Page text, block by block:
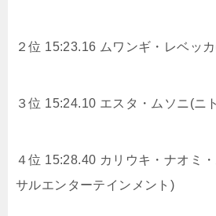
２位 15:23.16 ムワンギ・レベッ
３位 15:24.10 エスタ・ムソニ(ニ
４位 15:28.40 カリウキ・ナオミ
サルエンターテインメント)